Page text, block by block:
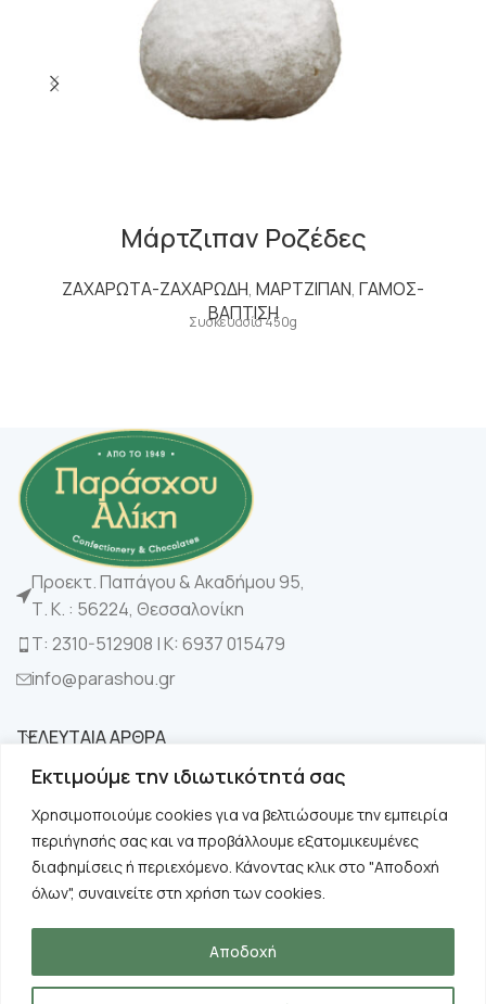
Εκτιμούμε την ιδιωτικότητά σας
Χρησιμοποιούμε cookies για να βελτιώσουμε την εμπειρία
περιήγησής σας και να προβάλλουμε εξατομικευμένες
διαφημίσεις ή περιεχόμενο. Κάνοντας κλικ στο "Αποδοχή
όλων", συναινείτε στη χρήση των cookies.
Αποδοχή
Μάρτζιπαν Ροζέδες
ΖΑΧΑΡΩΤΑ-ΖΑΧΑΡΩΔΗ, ΜΑΡΤΖΙΠΑΝ, ΓΑΜΟΣ-
ΒΑΠΤΙΣΗ
Συσκευασία 450g
Προεκτ. Παπάγου & Ακαδήμου 95,
Τ. Κ. : 56224, Θεσσαλονίκη
Τ: 2310-512908 | K: 6937 015479
info@parashou.gr
ΤΕΛΕΥΤΑΙΑ ΑΡΘΡΑ
ΚΑΤΗΓΟΡΙΕΣ
ΧΡΗΣΙΜΑ
ΠΛΗΡΟΦΟΡΙΕΣ
Copyright © 2024 Παράσχου. All rights reserved.
Designed bySuge